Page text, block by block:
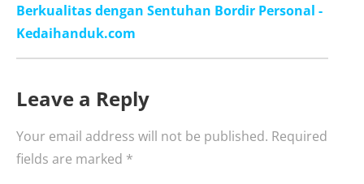
Berkualitas dengan Sentuhan Bordir Personal -
Kedaihanduk.com
Leave a Reply
Your email address will not be published. Required
fields are marked *